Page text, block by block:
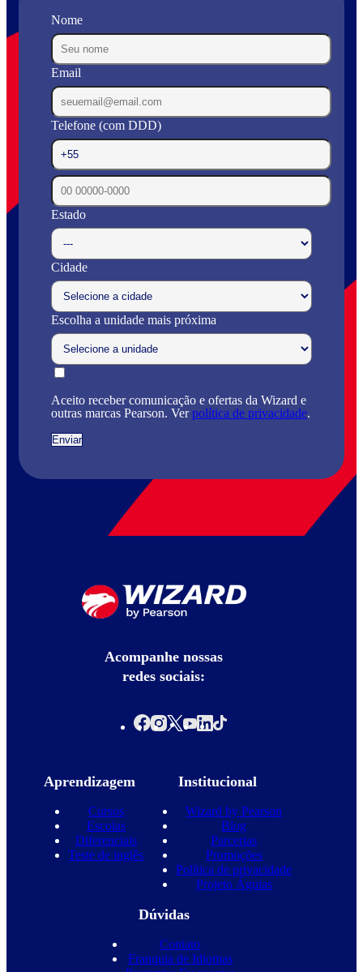
Nome
Email
Telefone (com DDD)
Estado
Cidade
Escolha a unidade mais próxima
Aceito receber comunicação e ofertas da Wizard e
outras marcas Pearson. Verpolítica de privacidade.
Acompanhe nossas
redes sociais:
Aprendizagem
Cursos
Escolas
Diferenciais
Teste de inglês
Institucional
Wizard by Pearson
Blog
Parcerias
Promoções
Política de privacidade
Projeto Águias
Dúvidas
Contato
Franquia de Idiomas